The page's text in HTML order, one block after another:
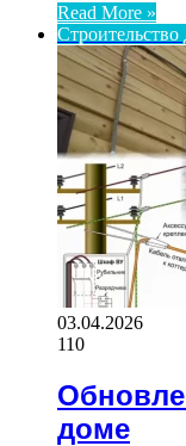
Read More »
03.04.2026
110
доме